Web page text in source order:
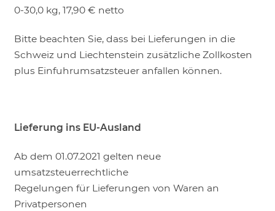
0-30,0 kg, 17,90 € netto
Bitte beachten Sie, dass bei Lieferungen in die
Schweiz und Liechtenstein zusätzliche Zollkosten
plus Einfuhrumsatzsteuer anfallen können.
Lieferung ins EU-Ausland
Ab dem 01.07.2021 gelten neue
umsatzsteuerrechtliche
Regelungen für Lieferungen von Waren an
Privatpersonen